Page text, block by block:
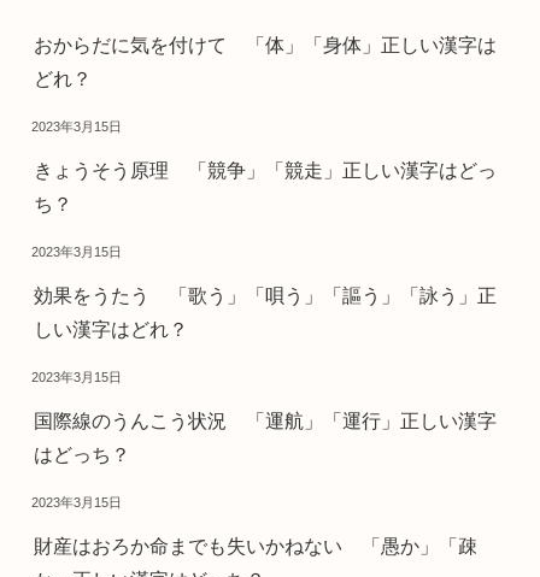
おからだに気を付けて 「体」「身体」正しい漢字は
どれ？
2023年3月15日
きょうそう原理 「競争」「競走」正しい漢字はどっ
ち？
2023年3月15日
効果をうたう 「歌う」「唄う」「謳う」「詠う」正
しい漢字はどれ？
2023年3月15日
国際線のうんこう状況 「運航」「運行」正しい漢字
はどっち？
2023年3月15日
財産はおろか命までも失いかねない 「愚か」「疎